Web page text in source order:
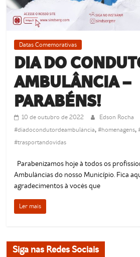
Datas Comemorativas
DIA DO
AMBULÂNCIA –
PARABÉNS!
10 de outubro de 2022 Edson Rocha
#diadocondutordeambulância,#homenagens,
#trasportandovidas
Parabenizamos hoje à todos os
Ambulâncias do nosso Município. Fica
agradecimentos à vocês que
Ler mais
Siga nas Redes Sociais